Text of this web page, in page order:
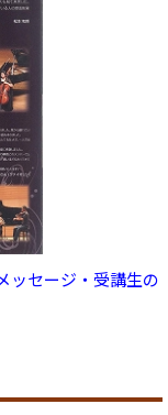
ッセージ・受講生の